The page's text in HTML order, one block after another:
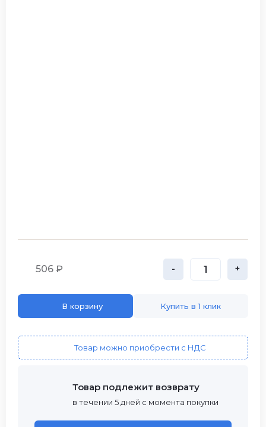
506 ₽ - +
В корзину Купить в 1 клик
Товар можно приобрести с НДС
Товар подлежит возврату
в течении 5 дней с момента покупки